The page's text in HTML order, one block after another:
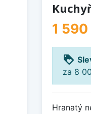
1 590
loyalty
za 8
Hranatý